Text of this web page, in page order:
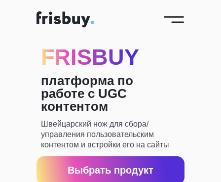
платформа по
работе с UGC
контентом
Швейцарский нож для сбора/
управления пользовательским
контентом и встройки его на сайты
FRISBUY
Выбрать продукт